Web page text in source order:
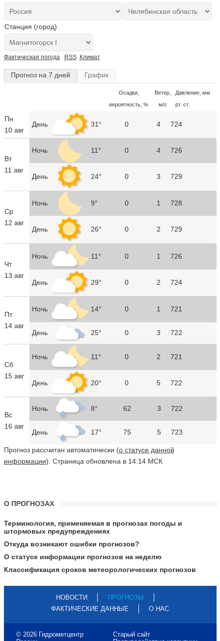
Станция (город)
Фактическая погода RSS Климат
Прогноз на 7 дней График
Осадки,
вероятность, %
Ветер,
м/с
Давление, мм
рт. ст.
Пн
10 авг
День 31° 0 4 724
Вт
11 авг
Ночь 11° 0 4 726
День 24° 0 3 729
Ср
12 авг
Ночь 9° 0 1 728
День 26° 0 2 729
Чт
13 авг
Ночь 11° 0 1 726
День 29° 0 2 724
Пт
14 авг
Ночь 14° 0 1 721
День 25° 0 3 722
Сб
15 авг
Ночь 11° 0 2 721
День 20° 0 5 722
Вс
16 авг
Ночь 8° 62 3 722
День 17° 75 5 723
Прогноз рассчитан автоматически (о статусе данной
информации). Страница обновлена в 14:14 МСК
О ПРОГНОЗАХ
Терминология, применяемая в прогнозах погоды и
штормовых предупреждениях
Откуда возникают ошибки прогнозов?
О статусе информации прогнозов на неделю
Классификация сроков метеорологических прогнозов
НОВОСТИ
ПРОГНОЗЫ
ФАКТИЧЕСКИЕ ДАННЫЕ
О НАС
© 2026 Гидрометцентр
Старый сайт